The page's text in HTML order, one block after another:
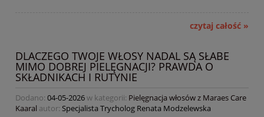
czytaj całość »
DLACZEGO TWOJE WŁOSY NADAL SĄ SŁABE
MIMO DOBREJ PIELĘGNACJI? PRAWDA O
SKŁADNIKACH I RUTYNIE
Dodano: 04-05-2026w kategorii: Pielęgnacja włosów z Maraes Care
Kaaral autor: Specjalista Trycholog Renata Modzelewska